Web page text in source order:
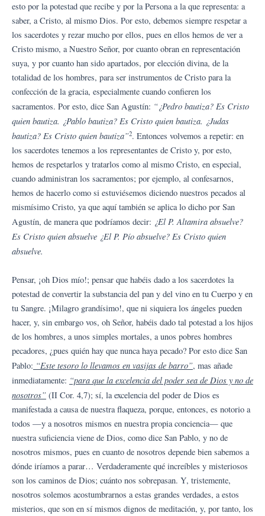
esto por la potestad que recibe y por la Persona a la que representa: a
saber, a Cristo, al mismo Dios. Por esto, debemos siempre respetar a
los sacerdotes y rezar mucho por ellos, pues en ellos hemos de ver a
Cristo mismo, a Nuestro Señor, por cuanto obran en representación
suya, y por cuanto han sido apartados, por elección divina, de la
totalidad de los hombres, para ser instrumentos de Cristo para la
confección de la gracia, especialmente cuando confieren los
sacramentos. Por esto, dice San Agustín: “¿Pedro bautiza? Es Cristo
quien bautiza. ¿Pablo bautiza? Es Cristo quien bautiza. ¿Judas
bautiza? Es Cristo quien bautiza”2. Entonces volvemos a repetir: en
los sacerdotes tenemos a los representantes de Cristo y, por esto,
hemos de respetarlos y tratarlos como al mismo Cristo, en especial,
cuando administran los sacramentos; por ejemplo, al confesarnos,
hemos de hacerlo como si estuviésemos diciendo nuestros pecados al
mismísimo Cristo, ya que aquí también se aplica lo dicho por San
Agustín, de manera que podríamos decir: ¿El P. Altamira absuelve?
Es Cristo quien absuelve ¿El P. Pío absuelve? Es Cristo quien
absuelve.
Pensar, ¡oh Dios mío!; pensar que habéis dado a los sacerdotes la
potestad de convertir la substancia del pan y del vino en tu Cuerpo y en
tu Sangre. ¡Milagro grandísimo!, que ni siquiera los ángeles pueden
hacer, y, sin embargo vos, oh Señor, habéis dado tal potestad a los hijos
de los hombres, a unos simples mortales, a unos pobres hombres
pecadores, ¿pues quién hay que nunca haya pecado? Por esto dice San
Pablo: “Este tesoro lo llevamos en vasijas de barro”, mas añade
inmediatamente: “para que la excelencia del poder sea de Dios y no de
nosotros” (II Cor. 4,7); sí, la excelencia del poder de Dios es
manifestada a causa de nuestra flaqueza, porque, entonces, es notorio a
todos —y a nosotros mismos en nuestra propia conciencia— que
nuestra suficiencia viene de Dios, como dice San Pablo, y no de
nosotros mismos, pues en cuanto de nosotros depende bien sabemos a
dónde iríamos a parar… Verdaderamente qué increíbles y misteriosos
son los caminos de Dios; cuánto nos sobrepasan. Y, tristemente,
nosotros solemos acostumbrarnos a estas grandes verdades, a estos
misterios, que son en sí mismos dignos de meditación, y, por tanto, los